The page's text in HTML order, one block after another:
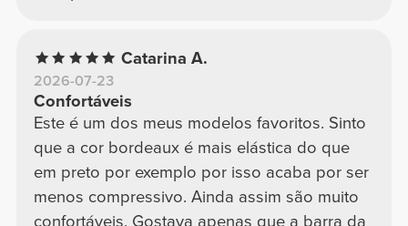
Catarina A.
2026-07-23
Confortáveis
Este é um dos meus modelos favoritos. Sinto
que a cor bordeaux é mais elástica do que
em preto por exemplo por isso acaba por ser
menos compressivo. Ainda assim são muito
confortáveis. Gostava apenas que a barra da